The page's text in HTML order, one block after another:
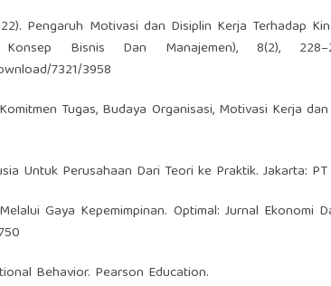
Pengaruh Motivasi dan Disiplin Kerja Terhadap
Bisnis Dan Manajemen), 8(2),
7321/3958
Tugas, Budaya Organisasi, Motivasi Kerja
Untuk Perusahaan Dari Teori ke Praktik. Jakarta:
Gaya Kepemimpinan. Optimal: Jurnal Ekonomi
Behavior. Pearson Education.